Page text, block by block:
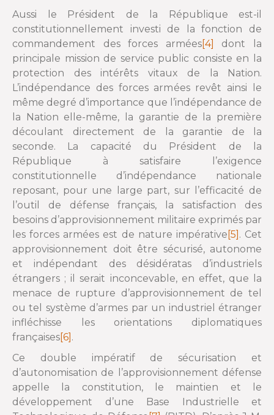
Aussi le Président de la République est-il
constitutionnellement investi de la fonction de
commandement des forces armées[4]
dont la
principale mission de service public consiste en la
protection des intérêts vitaux de la Nation.
L’indépendance des forces armées revêt ainsi le
même degré d’importance que l’indépendance de
la Nation elle-même, la garantie de la première
découlant directement de la garantie de la
seconde. La capacité du Président de la
République à satisfaire l’exigence
constitutionnelle d’indépendance nationale
reposant, pour une large part, sur l’efficacité de
l’outil de défense français, la satisfaction des
besoins d’approvisionnement militaire exprimés par
les forces armées est de nature impérative [5] . Cet
approvisionnement doit être sécurisé, autonome
et indépendant des désidératas d’industriels
étrangers ; il serait inconcevable, en effet, que la
menace de rupture d’approvisionnement de tel
ou tel système d’armes par un industriel étranger
infléchisse les orientations diplomatiques
françaises[6] .
Ce double impératif de sécurisation et
d’autonomisation de l’approvisionnement défense
appelle la constitution, le maintien et le
développement d’une Base Industrielle et